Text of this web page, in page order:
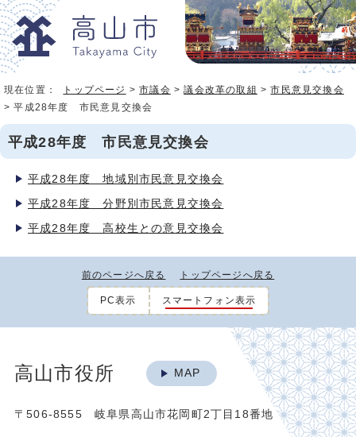
現在位置： トップページ >市議会 >議会改革の取組 >市民意見交換会
> 平成28年度 市民意見交換会
平成28年度 市民意見交換会
平成28年度 地域別市民意見交換会
平成28年度 分野別市民意見交換会
平成28年度 高校生との意見交換会
前のページへ戻る トップページへ戻る
PC表示 スマートフォン表示
高山市役所 MAP
〒506-8555 岐阜県高山市花岡町2丁目18番地